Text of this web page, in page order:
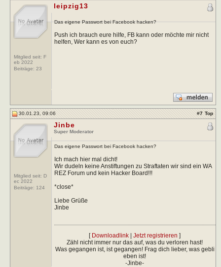
Mitglied seit: F
eb 2022
Beiträge: 23
leipzig13
Das eigene Passwort bei Facebook hacken?
Push ich brauch eure hilfe, FB kann oder möchte mir nicht
helfen, Wer kann es von euch?
30.01.23, 09:06 #7 Top
Mitglied seit: D
ec 2022
Beiträge: 124
Jinbe
Super Moderator
Das eigene Passwort bei Facebook hacken?
Ich mach hier mal dicht!
Wir dudeln keine Anstiftungen zu Straftaten wir sind ein WA
REZ Forum und kein Hacker Board!!!
*close*
Liebe Grüße
Jinbe
[ Downloadlink |Jetzt registrieren ]
Zähl nicht immer nur das auf, was du verloren hast!
Was gegangen ist, ist gegangen! Frag dich lieber, was gebli
eben ist!
-Jinbe-